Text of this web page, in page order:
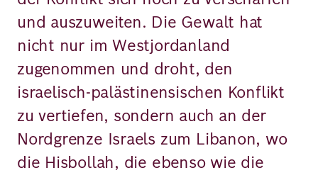
und auszuweiten. Die Gewalt hat
nicht nur im Westjordanland
zugenommen und droht, den
israelisch-palästinensischen Konflikt
zu vertiefen, sondern auch an der
Nordgrenze Israels zum Libanon, wo
die Hisbollah, die ebenso wie die